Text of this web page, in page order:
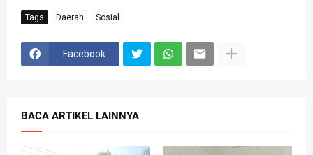
Tags Daerah Sosial
Facebook
BACA ARTIKEL LAINNYA